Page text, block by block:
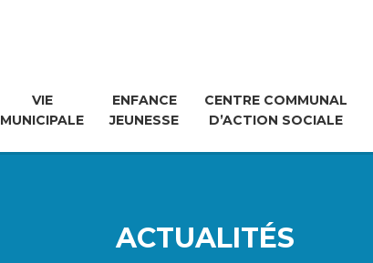
VIE
MUNICIPALE
ENFANCE
JEUNESSE
CENTRE COMMUNAL
D’ACTION SOCIALE
ACTUALITÉS